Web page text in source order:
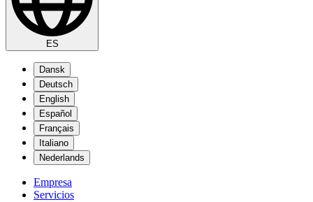
ES
Dansk
Deutsch
English
Español
Français
Italiano
Nederlands
Empresa
Servicios